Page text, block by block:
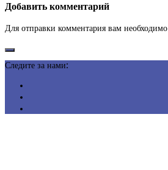
Добавить комментарий
Для отправки комментария вам необходимо
Следите за нами: